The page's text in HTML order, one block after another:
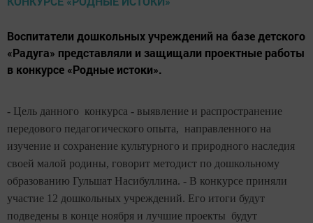
Воспитатели дошкольных учреждений на базе детского
«Радуга» представляли и защищали проектные работы
в конкурсе «Родные истоки».
- Цель данного конкурса - выявление и распространение
передового педагогического опыта, направленного на
изучение и сохранение культурного и природного наследия
своей малой родины, говорит методист по дошкольному
образованию Гульшат Насибуллина. - В конкурсе приняли
участие 12 дошкольных учреждений. Его итоги будут
подведены в конце ноября и лучшие проекты будут